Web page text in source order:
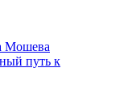
Мошева
путь к